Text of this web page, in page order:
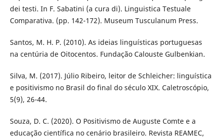
dei testi. In F. Sabatini (a cura di). Linguistica Testuale
Comparativa. (pp. 142-172). Museum Tusculanum Press.
Santos, M. H. P. (2010). As ideias linguísticas portuguesas
na centúria de Oitocentos. Fundação Calouste Gulbenkian.
Silva, M. (2017). Júlio Ribeiro, leitor de Schleicher: linguística
e positivismo no Brasil do final do século XIX. Caletroscópio,
5(9), 26-44.
Souza, D. C. (2020). O Positivismo de Auguste Comte e a
educação científica no cenário brasileiro. Revista REAMEC,